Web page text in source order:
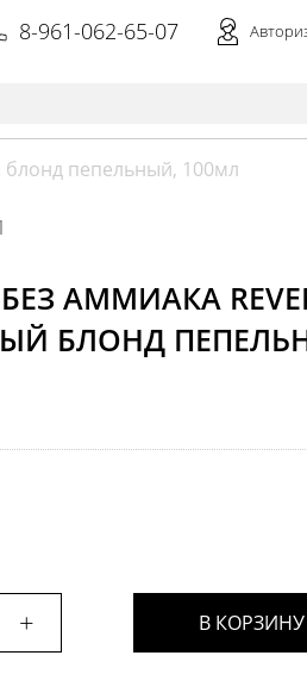
8-961-062-65-07
блонд пепельный, 100мл
АММИАКА
БЛОНД
+ В КОРЗИНУ